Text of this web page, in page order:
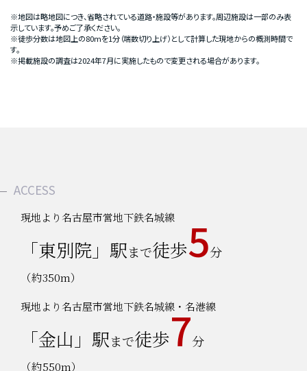
※地図は略地図につき、省略されている道路・施設等があります。周辺施設は一部のみ表
示しています。予めご了承ください。
※徒歩分数は地図上の80mを1分（端数切り上げ）として計算した現地からの概測時間で
す。
※掲載施設の調査は2024年7月に実施したもので変更される場合があります。
ACCESS
現地より名古屋市営地下鉄名城線
「東別院」駅まで徒歩5分
（約350m）
現地より名古屋市営地下鉄名城線・名港線
「金山」駅まで徒歩7分
（約550m）